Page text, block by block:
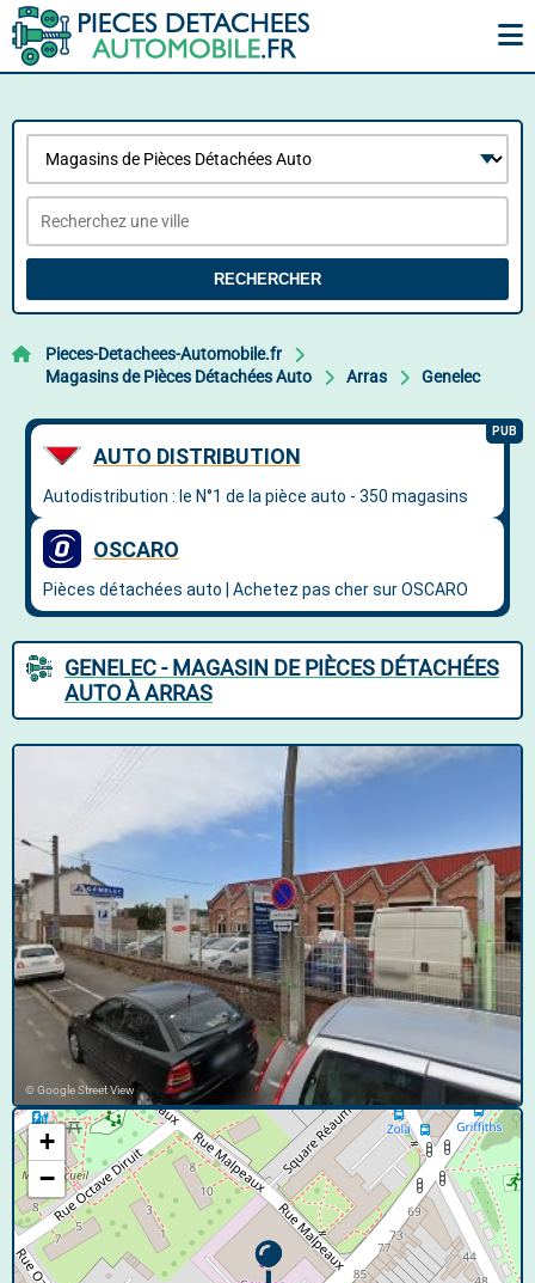
RECHERCHER
Pieces-Detachees-Automobile.fr
Magasins de Pièces Détachées Auto
Arras Genelec
GENELEC - MAGASIN DE PIÈCES DÉTACHÉES
AUTO À ARRAS
© Google Street View
+
−